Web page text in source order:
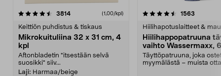
3814arvostelut (1,00/kpl)
Keittiön puhdistus & tiskaus
Mikrokuituliina 32 x 31 cm, 4
kpl
Aftonbladetin "itsestään selvä
suosikki" siiv...
Laji: Harmaa/beige
4.5viidestä
1563
Hiilihapotuslaitteet &
Hiilihappopatruuna
vaihto Wassermaxx,
Täyttöpatruuna, joka
myymälästä – muista
4.5viidestä